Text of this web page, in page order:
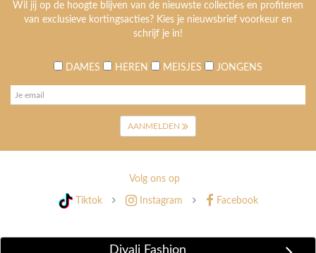
Wil jij op de hoogte blijven van de nieuwste collecties en profiteren
van exclusieve kortingsacties? Kies je nieuwsbrief voorkeur en
schrijf je in!
DAMES HEREN MEISJES JONGENS
AANMELDEN
Volg ons op
Tiktok Instagram Facebook
Divali Fashion